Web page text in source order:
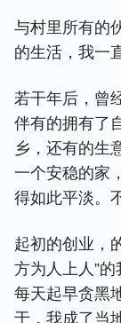
与村里所有的
的生活，我一
若干年后，曾
伴有的拥有了
乡，还有的生
一个安稳的家
得如此平淡。
起初的创业，
方为人上人”
每天起早贪黑
于，我成了当